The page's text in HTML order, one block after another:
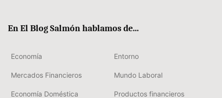
En El Blog Salmón hablamos de...
Economía Entorno
Mercados Financieros Mundo Laboral
Economía Doméstica Productos financieros